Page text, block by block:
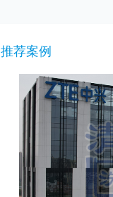
推荐案例